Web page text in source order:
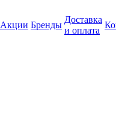
Акции Бренды
Доставка
и оплата